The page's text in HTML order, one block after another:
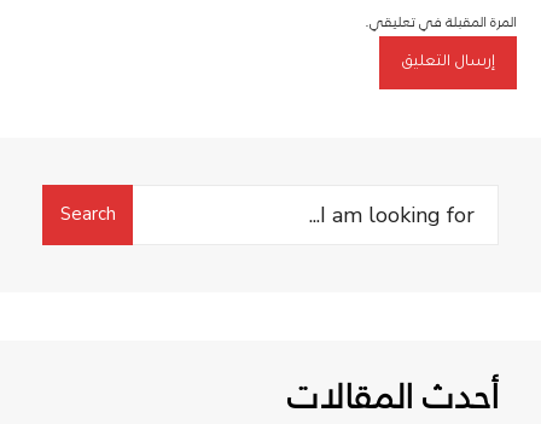
المرة المقبلة في تعليقي.
Search
Search
أحدث المقالات